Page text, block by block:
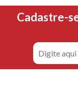
Cadastre-